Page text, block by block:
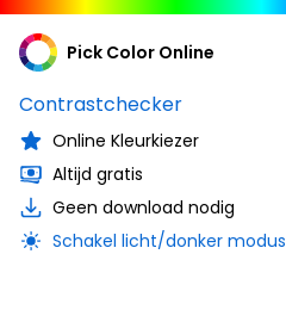
Pick Color Online
Contrastchecker
Online Kleurkiezer
Altijd gratis
Geen download nodig
Schakel licht/donker modus